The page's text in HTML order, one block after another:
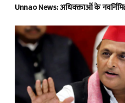
Unnao News: अधिवक्ताओं के